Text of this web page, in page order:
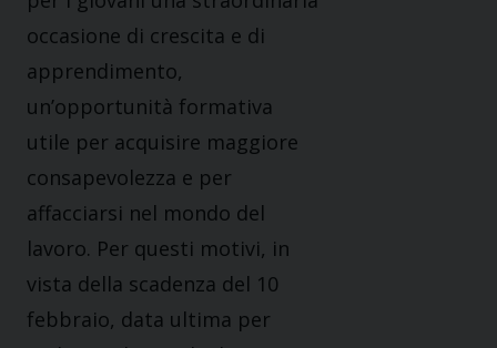
occasione di crescita e di
apprendimento,
un’opportunità formativa
utile per acquisire maggiore
consapevolezza e per
affacciarsi nel mondo del
lavoro. Per questi motivi, in
vista della scadenza del 10
febbraio, data ultima per